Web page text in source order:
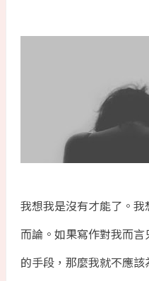
我想我是沒有才能了。
而論。如果寫作對我而
的手段，那麼我就不應該